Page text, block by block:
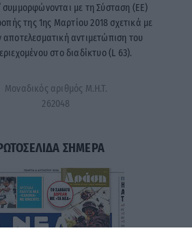
με τη Σύσταση (ΕΕ)
της 1ης Μαρτίου 2018 σχετικά με
αποτελεσματική αντιμετώπιση του
στο διαδίκτυο (L 63).
Μοναδικός αριθμός Μ.Η.Τ.
262048
ΣΗΜΕΡΑ